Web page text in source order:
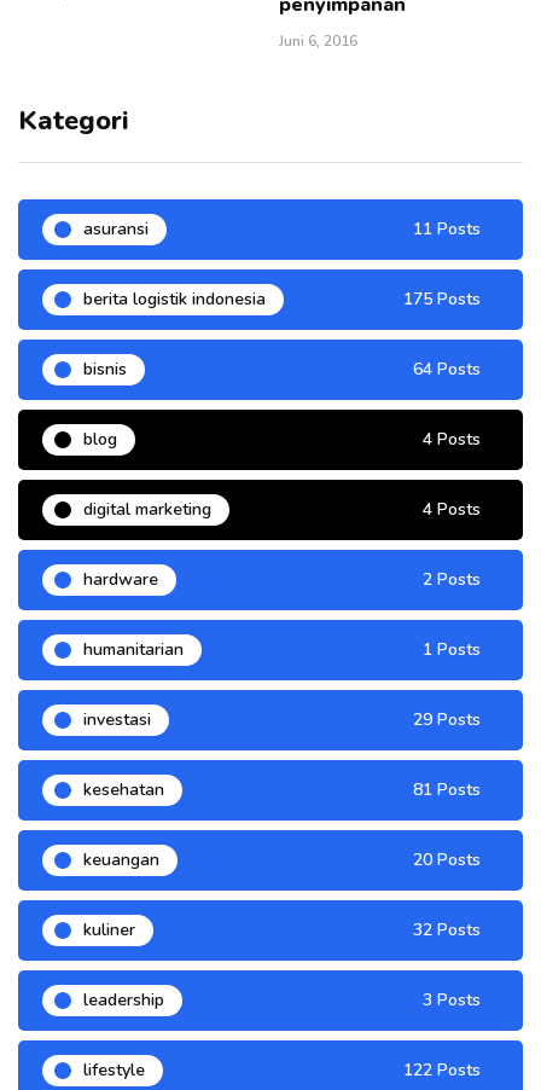
Juni 6, 2016
Kategori
asuransi 11 Posts
berita logistik indonesia 175 Posts
bisnis 64 Posts
blog 4 Posts
digital marketing 4 Posts
hardware 2 Posts
humanitarian 1 Posts
investasi 29 Posts
kesehatan 81 Posts
keuangan 20 Posts
kuliner 32 Posts
leadership 3 Posts
lifestyle 122 Posts